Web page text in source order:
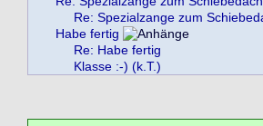
Re: Spezialzange zum
Habe fertig
Re: Habe fertig
Klasse :-) (k.T.)